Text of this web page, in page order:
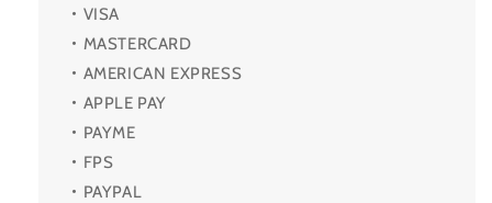
・VISA
・MASTERCARD
・AMERICAN EXPRESS
・APPLE PAY
・PAYME
・FPS
・PAYPAL